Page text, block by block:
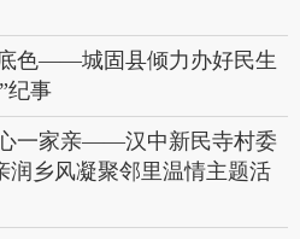
色——城固县倾力办好民生
纪事
一家亲——汉中新民寺村委
润乡风凝聚邻里温情主题活